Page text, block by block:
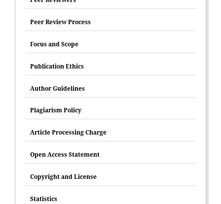
Peer Review Process
Focus and Scope
Publication Ethics
Author Guidelines
Plagiarism Policy
Article Processing Charge
Open Access Statement
Copyright and License
Statistics